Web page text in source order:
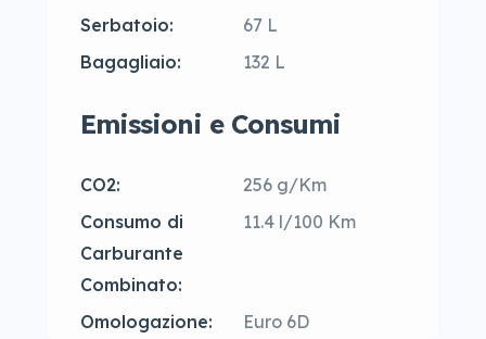
Serbatoio:
67 L
Bagagliaio:
132 L
Emissioni e Consumi
CO2:
256 g/Km
Consumo di
Carburante
Combinato:
11.4 l/100 Km
Omologazione: Euro 6D